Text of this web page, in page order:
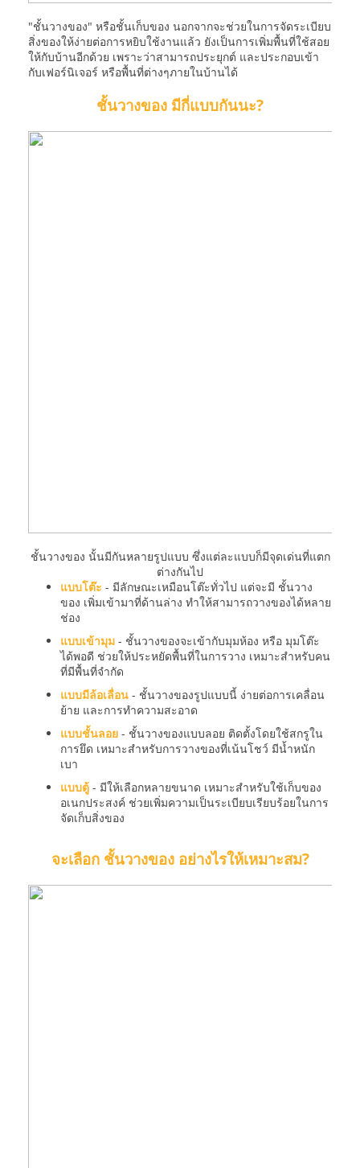
"ชั้นวางของ" หรือชั้นเก็บของ นอกจากจะช่วยในการจัดระเบียบ
สิ่งของให้ง่ายต่อการหยิบใช้งานแล้ว ยังเป็นการเพิ่มพื้นที่ใช้สอย
ให้กับบ้านอีกด้วย เพราะว่าสามารถประยุกต์ และประกอบเข้า
กับเฟอร์นิเจอร์ หรือพื้นที่ต่างๆภายในบ้านได้
ชั้นวางของ มีกี่แบบกันนะ?
ชั้นวางของ นั้นมีกันหลายรูปแบบ ซึ่งแต่ละแบบก็มีจุดเด่นที่แตก
ต่างกันไป
แบบโต๊ะ - มีลักษณะเหมือนโต๊ะทั่วไป แต่จะมี ชั้นวาง
ของ เพิ่มเข้ามาที่ด้านล่าง ทำให้สามารถวางของได้หลาย
ช่อง
แบบเข้ามุม - ชั้นวางของจะเข้ากับมุมห้อง หรือ มุมโต๊ะ
ได้พอดี ช่วยให้ประหยัดพื้นที่ในการวาง เหมาะสำหรับคน
ที่มีพื้นที่จำกัด
แบบมีล้อเลื่อน - ชั้นวางของรูปแบบนี้ ง่ายต่อการเคลื่อน
ย้าย และการทำความสะอาด
แบบชั้นลอย - ชั้นวางของแบบลอย ติดตั้งโดยใช้สกรูใน
การยึด เหมาะสำหรับการวางของที่เน้นโชว์ มีน้ำหนัก
เบา
แบบตู้ - มีให้เลือกหลายขนาด เหมาะสำหรับใช้เก็บของ
อเนกประสงค์ ช่วยเพิ่มความเป็นระเบียบเรียบร้อยในการ
จัดเก็บสิ่งของ
จะเลือก ชั้นวางของ อย่างไรให้เหมาะสม?